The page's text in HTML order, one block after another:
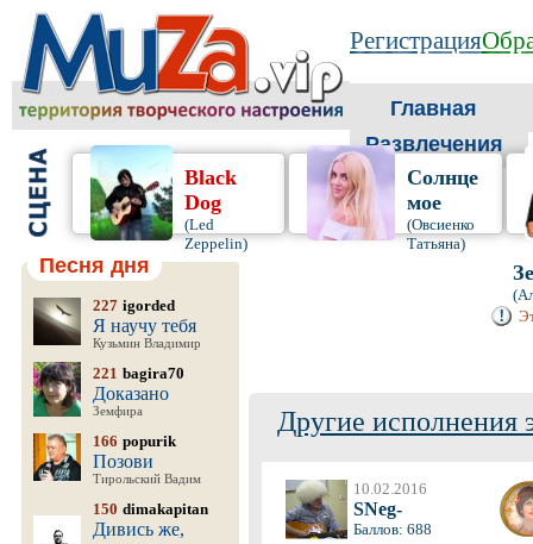
Регистрация
Главная
Развлечения
Black
Dog
(Led
Zeppelin)
Солнце
мое
(Овсиенко
Татьяна)
Песня дня
227 igorded
Я научу тебя
Кузьмин Владимир
221 bagira70
Доказано
Земфира
166 popurik
Позови
Тирольский Вадим
150 dimakapitan
Дивись же,
Другие исполнения
10.02.2016
SNeg-
Баллов: 688